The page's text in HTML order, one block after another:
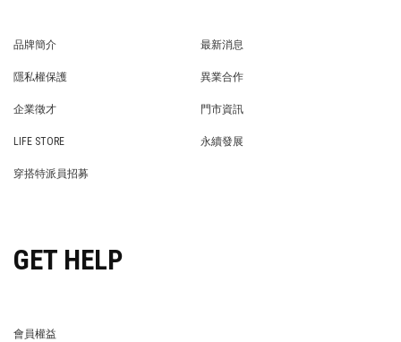
品牌簡介
最新消息
隱私權保護
異業合作
企業徵才
門市資訊
LIFE STORE
永續發展
穿搭特派員招募
GET HELP
會員權益